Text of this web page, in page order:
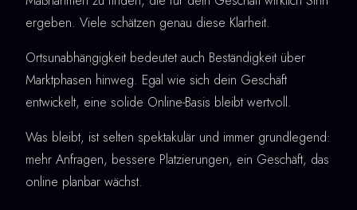
ergeben. Viele schätzen genau diese Klarheit.
Ortsunabhängigkeit bedeutet auch Beständigkeit über
Marktphasen hinweg. Egal wie sich dein Geschäft
entwickelt, eine solide Online-Basis bleibt wertvoll.
Was bleibt, ist selten spektakulär und immer grundlegend:
mehr Anfragen, bessere Platzierungen, ein Geschäft, das
online planbar wächst.